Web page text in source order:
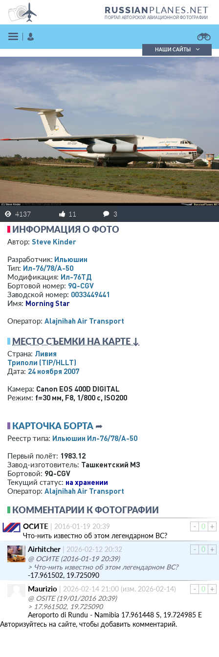
RUSSIANPLANES.NET
ПОРТАЛ АВТОРСКОЙ АВИАЦИОННОЙ ФОТОГРАФИИ
ЗАРЕГИСТРИРОВАТЬСЯ
Поиск фотографий
Поиск в реестре
НАШИ САЙТЫ
4137 11 3
ИНФОРМАЦИЯ О ФОТО
Автор: Steve Kinder
Разработчик: Ильюшин
Тип: Ил-76/78/А-50
Модификация: Ил-76ТД
Бортовой номер: 9Q-CGV
Заводской номер: 0033449441
Имя: Morning Star
Оператор: Alajnihah Air Transport
МЕСТО СЪЕМКИ НА КАРТЕ ↓
Страна: Ливия
Триполи (TIP/HLLT)
Дата: 24 ноября 2007
Камера: Canon EOS 400D DIGITAL
Режим: f=30 мм, F8, 1/800 с, ISO200
КАРТОЧКА БОРТА ➦
Реестр типа: Ильюшин Ил-76/78/А-50
Первый полёт: 1983.12
Завод-изготовитель: Ташкентский МЗ
Бортовой: 9Q-CGV
Текущий статус: на хранении
Оператор: Alajnihah Air Transport
КОММЕНТАРИИ К ФОТОГРАФИИ
- 0 +
ОСИТЕ | 2016-01-19 20:39
Что-нить известно об этом легендарном ВС?
-
0 +
Airhitcher | 2026-02-12 20:32
@ ОСИТЕ (2016-01-19 20:39)
> Что-нить известно об этом легендарном ВС?
-17.961502, 19.725090
-
0 +
Maurizio | 2026-02-14 21:00 (изм. 2026-02-14)
@ OSITE (19/01/2016 20:39)
> 17.961502, 19.725090
Aeroporto di Rundu - Namibia 17.961448 S, 19.724985 E
Авторизуйтесь на сайте, чтобы добавить комментарий.